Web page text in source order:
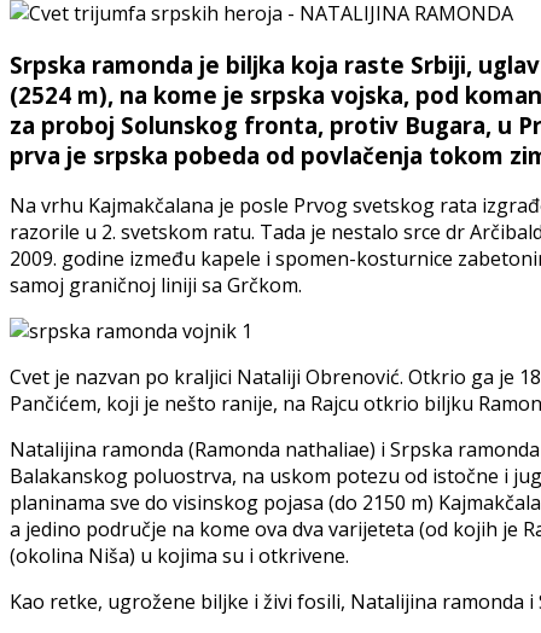
Srpska ramonda je biljka koja raste Srbiji,
(2524 m), na kome je srpska vojska, pod
za proboj Solunskog fronta, protiv Bugara, u
prva je srpska pobeda od povlačenja tokom
Na vrhu Kajmakčalana je posle Prvog svetskog rata
razorile u 2. svetskom ratu. Tada je nestalo srce dr
2009. godine između kapele i spomen-kosturnice
samoj graničnoj liniji sa Grčkom.
Cvet je nazvan po kraljici Nataliji Obrenović. Otkrio ga je
Pančićem, koji je nešto ranije, na Rajcu otkrio biljku
Natalijina ramonda (Ramonda nathaliae) i Srpska
Balakanskog poluostrva, na uskom potezu od istočne i
planinama sve do visinskog pojasa (do 2150 m)
a jedino područje na kome ova dva varijeteta (od kojih je
(okolina Niša) u kojima su i otkrivene.
Kao retke, ugrožene biljke i živi fosili, Natalijina ramonda